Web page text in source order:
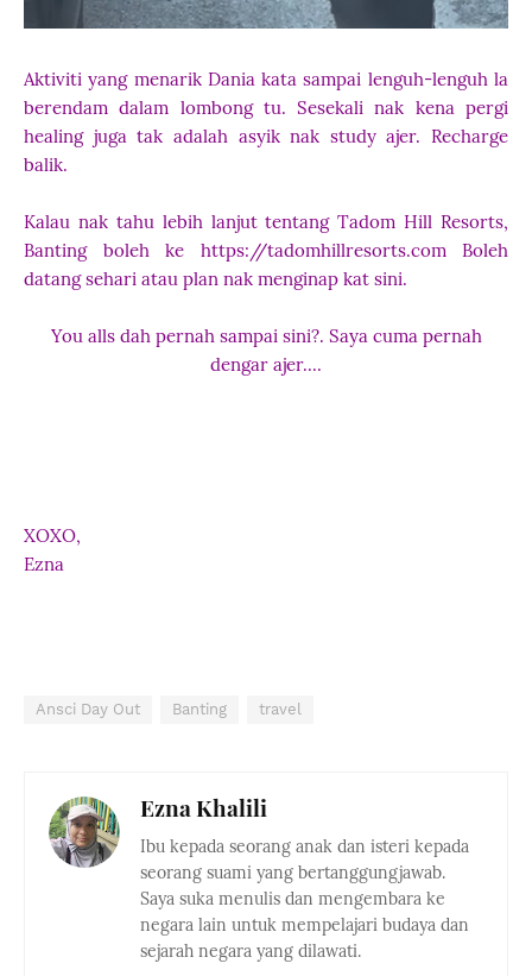
Aktiviti yang menarik Dania kata sampai lenguh-lenguh la
berendam dalam lombong tu. Sesekali nak kena pergi
healing juga tak adalah asyik nak study ajer. Recharge
balik.
Kalau nak tahu lebih lanjut tentang Tadom Hill Resorts,
Banting boleh ke https://tadomhillresorts.com Boleh
datang sehari atau plan nak menginap kat sini.
You alls dah pernah sampai sini?. Saya cuma pernah
dengar ajer....
XOXO,
Ezna
Ansci Day Out Banting travel
Ezna Khalili
Ibu kepada seorang anak dan isteri kepada
seorang suami yang bertanggungjawab.
Saya suka menulis dan mengembara ke
negara lain untuk mempelajari budaya dan
sejarah negara yang dilawati.